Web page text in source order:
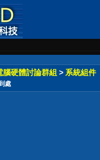
腦硬體討論群組 > 系統組件
處